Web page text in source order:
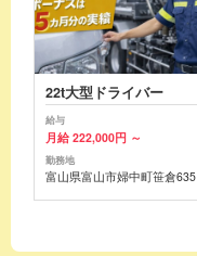
22t大型ドライバー
給与
月給 222,000円 ～
勤務地
富山県富山市婦中町笹倉635